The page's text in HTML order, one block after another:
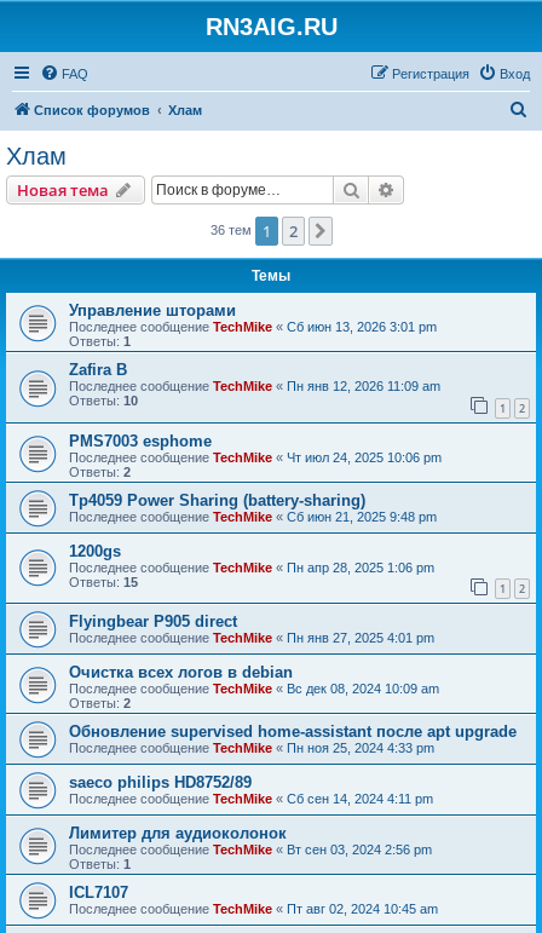
RN3AIG.RU
FAQ Вход
Регистрация
Список форумов Хлам
Хлам
Новая тема Поиск
36 тем 1 2
Темы
Управление шторами
Последнее сообщение TechMike « Сб июн 13, 2026 3:01 pm
Ответы: 1
Zafira B
Последнее сообщение TechMike « Пн янв 12, 2026 11:09 am
Ответы: 10 1 2
PMS7003 esphome
Последнее сообщение TechMike « Чт июл 24, 2025 10:06 pm
Ответы: 2
Tp4059 Power Sharing (battery-sharing)
Последнее сообщение TechMike « Сб июн 21, 2025 9:48 pm
1200gs
Последнее сообщение TechMike « Пн апр 28, 2025 1:06 pm
Ответы: 15 1 2
Flyingbear P905 direct
Последнее сообщение TechMike « Пн янв 27, 2025 4:01 pm
Очистка всех логов в debian
Последнее сообщение TechMike « Вс дек 08, 2024 10:09 am
Ответы: 2
Обновление supervised home-assistant после apt upgrade
Последнее сообщение TechMike « Пн ноя 25, 2024 4:33 pm
saeco philips HD8752/89
Последнее сообщение TechMike « Сб сен 14, 2024 4:11 pm
Лимитер для аудиоколонок
Последнее сообщение TechMike « Вт сен 03, 2024 2:56 pm
Ответы: 1
ICL7107
Последнее сообщение TechMike « Пт авг 02, 2024 10:45 am